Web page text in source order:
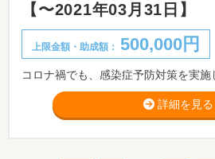
【〜2021年03月31日】
上限金額・助成額： 500,000円
詳細を見る